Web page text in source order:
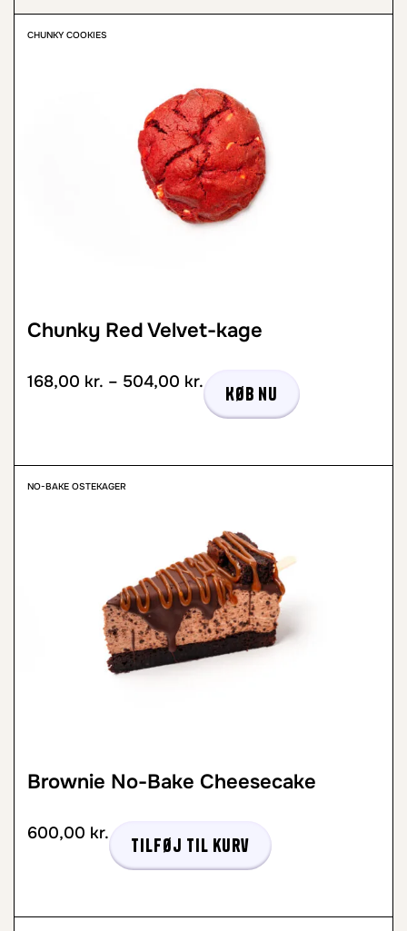
CHUNKY COOKIES
Chunky Red Velvet-kage
168,00 kr. – 504,00 kr.
Køb nu
NO-BAKE OSTEKAGER
Brownie No-Bake Cheesecake
600,00 kr.
Tilføj til kurv